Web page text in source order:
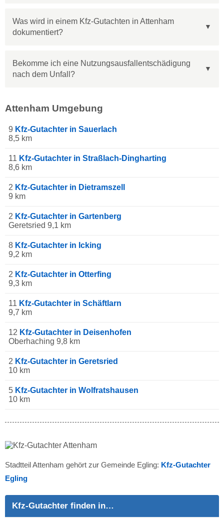
Was wird in einem Kfz-Gutachten in Attenham
dokumentiert?
Bekomme ich eine Nutzungsausfallentschädigung
nach dem Unfall?
Attenham Umgebung
9 Kfz-Gutachter in Sauerlach
8,5 km
11 Kfz-Gutachter in Straßlach-Dingharting
8,6 km
2 Kfz-Gutachter in Dietramszell
9 km
2 Kfz-Gutachter in Gartenberg
Geretsried 9,1 km
8 Kfz-Gutachter in Icking
9,2 km
2 Kfz-Gutachter in Otterfing
9,3 km
11 Kfz-Gutachter in Schäftlarn
9,7 km
12 Kfz-Gutachter in Deisenhofen
Oberhaching 9,8 km
2 Kfz-Gutachter in Geretsried
10 km
5 Kfz-Gutachter in Wolfratshausen
10 km
Stadtteil Attenham gehört zur Gemeinde Egling: Kfz-Gutachter
Egling
Kfz-Gutachter finden in…